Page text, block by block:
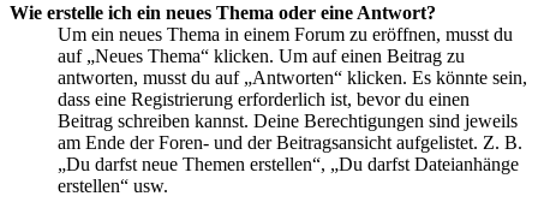
Wie erstelle ich ein neues Thema oder eine Antwort?
Um ein neues Thema in einem Forum zu eröffnen, musst du
auf „Neues Thema“ klicken. Um auf einen Beitrag zu
antworten, musst du auf „Antworten“ klicken. Es könnte sein,
dass eine Registrierung erforderlich ist, bevor du einen
Beitrag schreiben kannst. Deine Berechtigungen sind jeweils
am Ende der Foren- und der Beitragsansicht aufgelistet. Z. B.
„Du darfst neue Themen erstellen“, „Du darfst Dateianhänge
erstellen“ usw.